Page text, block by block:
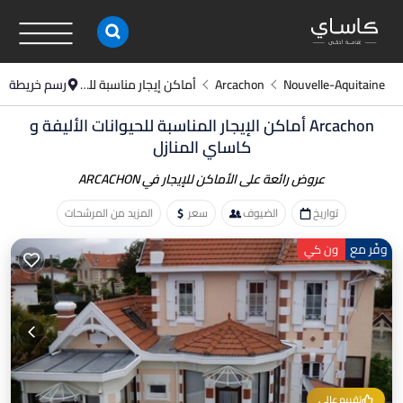
Nouvelle-Aquitaine
Arcachon أماكن إيجار مناسبة للحيوانات الأليفة أثناء الإجازة رسم خريطة
Arcachon أماكن الإيجار المناسبة للحيوانات الأليفة و
كاساي المنازل
عروض رائعة على الأماكنللإيجار في ARCACHON
تواريخ الضيوف سعر المزيد من المرشحات
تقييم عالي
وفّر مع ون كي